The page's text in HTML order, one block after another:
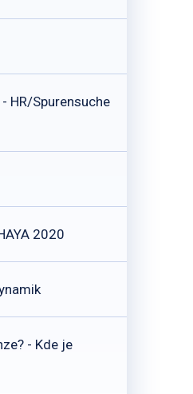
HR/Spurensuche
2020
- Kde je